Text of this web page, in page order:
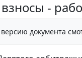
-
документа